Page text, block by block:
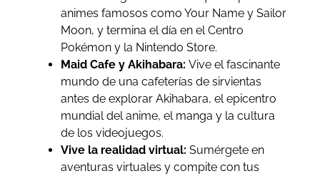
animes famosos como Your Name y Sailor
Moon, y termina el día en el Centro
Pokémon y la Nintendo Store.
Maid Cafe y Akihabara: Vive el fascinante
mundo de una cafeterías de sirvientas
antes de explorar Akihabara, el epicentro
mundial del anime, el manga y la cultura
de los videojuegos.
Vive la realidad virtual: Sumérgete en
aventuras virtuales y compite con tus